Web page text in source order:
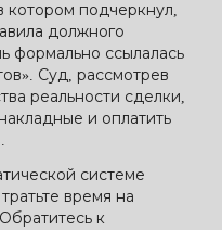
котором подчеркнул,
должного
формально ссылалась
Суд, рассмотрев
реальности сделки,
и оплатить
системе
время на
к